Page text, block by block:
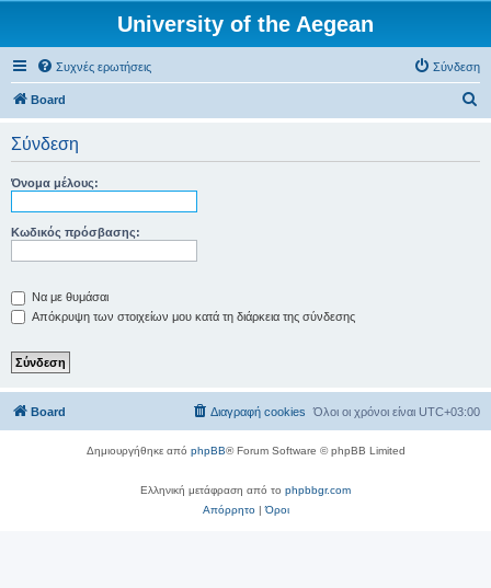
University of the Aegean
Συχνές ερωτήσεις Σύνδεση
Board
Σύνδεση
Όνομα μέλους:
Κωδικός πρόσβασης:
Να με θυμάσαι
Απόκρυψη των στοιχείων μου κατά τη διάρκεια της σύνδεσης
Board Όλοι οι χρόνοι είναι UTC+03:00
Διαγραφή cookies
Δημιουργήθηκε από phpBB® Forum Software © phpBB Limited
Ελληνική μετάφραση από το phpbbgr.com
Απόρρητο|Όροι